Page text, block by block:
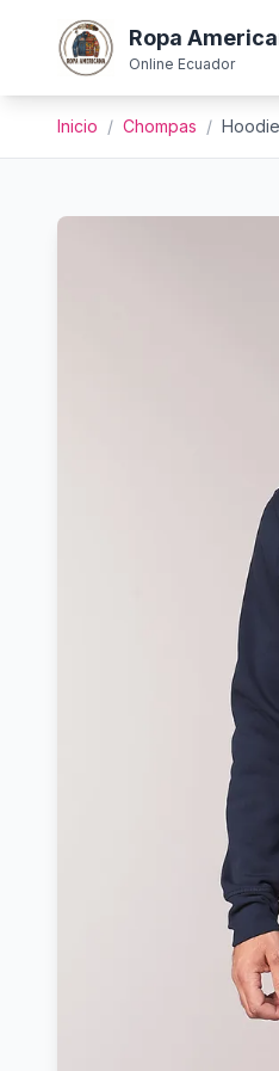
Ropa
Online Ecuador
Inicio / Chompas /